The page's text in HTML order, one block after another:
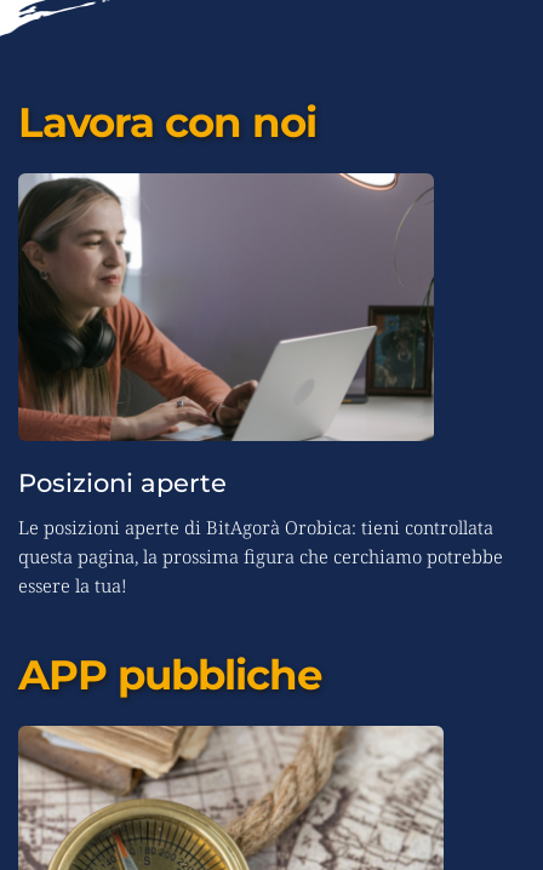
Lavora con noi
Posizioni aperte
Le posizioni aperte di BitAgorà Orobica: tieni controllata
questa pagina, la prossima figura che cerchiamo potrebbe
essere la tua!
APP pubbliche